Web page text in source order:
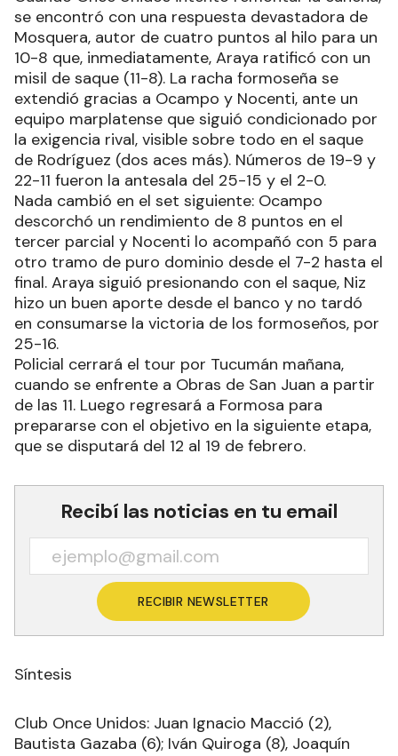
se encontró con una respuesta devastadora de
Mosquera, autor de cuatro puntos al hilo para un
10-8 que, inmediatamente, Araya ratificó con un
misil de saque (11-8). La racha formoseña se
extendió gracias a Ocampo y Nocenti, ante un
equipo marplatense que siguió condicionado por
la exigencia rival, visible sobre todo en el saque
de Rodríguez (dos aces más). Números de 19-9 y
22-11 fueron la antesala del 25-15 y el 2-0.
Nada cambió en el set siguiente: Ocampo
descorchó un rendimiento de 8 puntos en el
tercer parcial y Nocenti lo acompañó con 5 para
otro tramo de puro dominio desde el 7-2 hasta el
final. Araya siguió presionando con el saque, Niz
hizo un buen aporte desde el banco y no tardó
en consumarse la victoria de los formoseños, por
25-16.
Policial cerrará el tour por Tucumán mañana,
cuando se enfrente a Obras de San Juan a partir
de las 11. Luego regresará a Formosa para
prepararse con el objetivo en la siguiente etapa,
que se disputará del 12 al 19 de febrero.
Recibí las noticias en tu email
RECIBIR NEWSLETTER
Síntesis
Club Once Unidos: Juan Ignacio Macció (2),
Bautista Gazaba (6); Iván Quiroga (8), Joaquín